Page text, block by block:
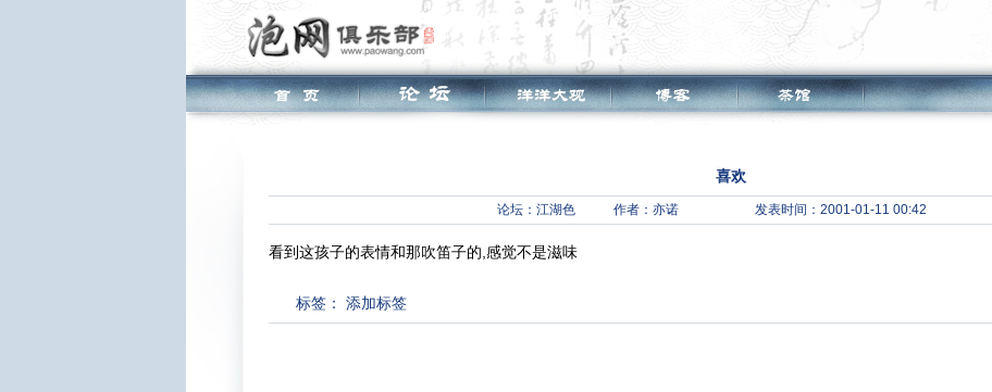
喜欢
论坛： 江湖色 作者：亦诺 发表时间：2001-01-11 00:42
看到这孩子的表情和那吹笛子的,感觉不是滋味
标签： 添加标签